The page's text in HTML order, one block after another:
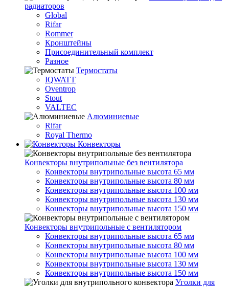
радиаторов
Global
Rifar
Rommer
Кронштейны
Присоединительный комплект
Разное
Термостаты
IQWATT
Oventrop
Stout
VALTEC
Алюминиевые
Rifar
Royal Thermo
Конвекторы
Конвекторы внутрипольные без вентилятора
Конвекторы внутрипольные высота 65 мм
Конвекторы внутрипольные высота 80 мм
Конвекторы внутрипольные высота 100 мм
Конвекторы внутрипольные высота 130 мм
Конвекторы внутрипольные высота 150 мм
Конвекторы внутрипольные с вентилятором
Конвекторы внутрипольные высота 65 мм
Конвекторы внутрипольные высота 80 мм
Конвекторы внутрипольные высота 100 мм
Конвекторы внутрипольные высота 130 мм
Конвекторы внутрипольные высота 150 мм
Уголки для